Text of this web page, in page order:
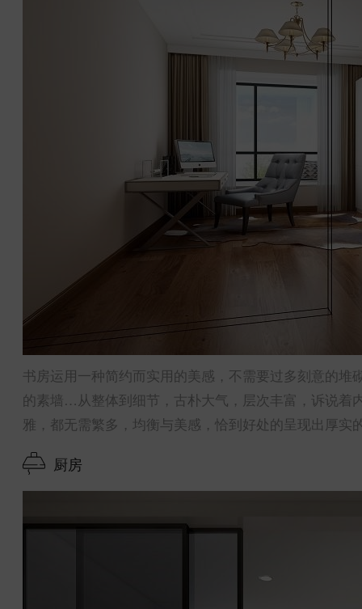
书房运用一种简约而实用的美感，不需要过多刻意的
的素墙…从整体到细节，古朴大气，层次丰富，诉说着
雅，都无需繁多，均衡与美感，恰到好处的呈现出厚实
厨房